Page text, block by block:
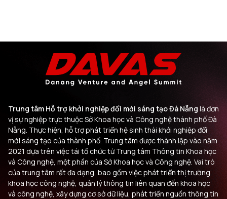
Trung tâm Hỗ trợ khởi nghiệp đổi mới sáng tạo Đà Nẵng là đơn
vị sự nghiệp trực thuộc Sở Khoa học và Công nghệ thành phố Đà
Nẵng. Thực hiện, hỗ trợ phát triển hệ sinh thái khởi nghiệp đổi
mới sáng tạo của thành phố. Trung tâm được thành lập vào năm
2021 dựa trên việc tái tổ chức từ Trung tâm Thông tin Khoa học
và Công nghệ, một phần của Sở Khoa học và Công nghệ. Vai trò
của trung tâm rất đa dạng, bao gồm việc phát triển thị trường
khoa học công nghệ, quản lý thông tin liên quan đến khoa học
và công nghệ, xây dựng cơ sở dữ liệu, phát triển nguồn thông tin